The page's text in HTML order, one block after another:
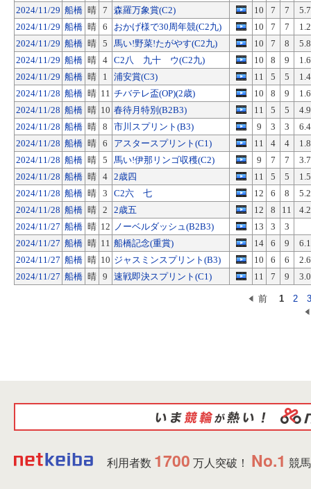
2024/11/29 船橋 晴 7 森羅万象賞(C2) 10 7 7
5.7
2024/11/29 船橋 晴 6 おかげ様で30周年競(C2九) 10 7 7
1.2
2024/11/29 船橋 晴 5 馬い!野菜!たがやす(C2九) 10 7 8
5.8
2024/11/29 船橋 晴 4 C2八 九十 ウ(C2九) 10 8 9
1.6
2024/11/29 船橋 晴 1 浦安賞(C3) 11 5 5
1.4
2024/11/28 船橋 晴 11 チバテレ盃(OP)(2歳) 10 8 9
1.6
2024/11/28 船橋 晴 10 春待月特別(B2B3) 11 5 5
4.9
2024/11/28 船橋 晴 8 市川スプリント(B3) 9 3 3
6.4
2024/11/28 船橋 晴 6 アスタースプリント(C1) 11 4 4
1.8
2024/11/28 船橋 晴 5 馬い!伊那リンゴ収穫(C2) 9 7 7
3.7
2024/11/28 船橋 晴 4 2歳四 11 5 5
1.5
2024/11/28 船橋 晴 3 C2六 七 12 6 8
5.2
2024/11/28 船橋 晴 2 2歳五 12 8 11
4.2
2024/11/27 船橋 晴 12 ノーベルダッシュ(B2B3) 13 3
3
2024/11/27 船橋 晴 11 船橋記念(重賞) 14 6 9
6.1
2024/11/27 船橋 晴 10 ジャスミンスプリント(B3) 10 6 6
2.6
2024/11/27 船橋 晴 9 速戦即決スプリント(C1) 11 7 9 3.0
前 1 2 3
利用者数 1700 万人突破！ No.1 競